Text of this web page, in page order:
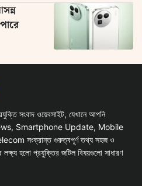
সংবাদ ওয়েবসাইট, যেখানে আপনি
Smartphone Update, Mobile
সংক্রান্ত গুরুত্বপূর্ণ তথ্য সহজ ও
লক্ষ্য হলো প্রযুক্তির জটিল বিষয়গুলো সাধারণ